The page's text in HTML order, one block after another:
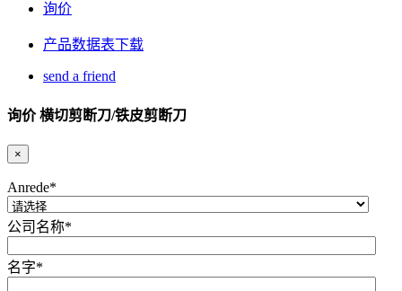
询价
产品数据表下载
send a friend
询价 横切剪断刀/铁皮剪断刀
×
Anrede*
公司名称*
名字*